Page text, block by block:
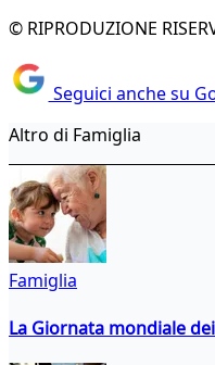
© RIPRODUZIONE
Seguici anche su
Altro di Famiglia
Famiglia
La Giornata mondiale